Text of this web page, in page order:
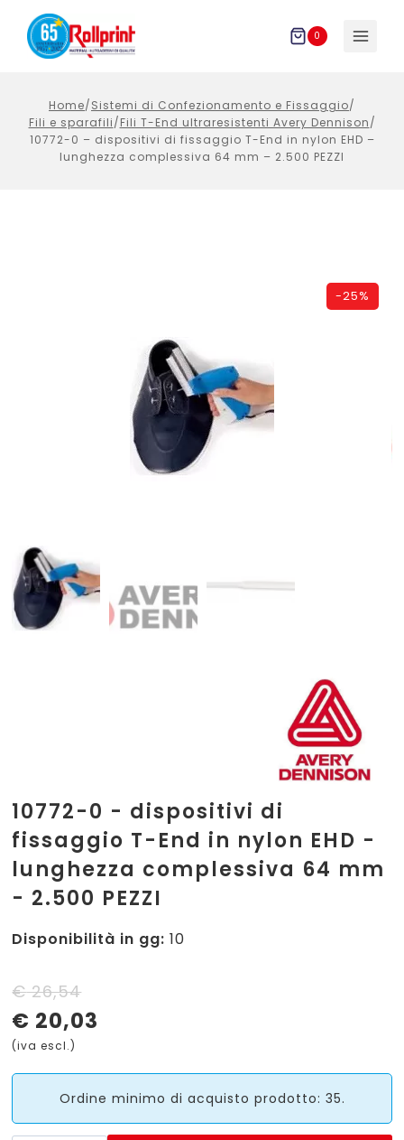
Salta
contenuto
0
Home/Sistemi di Confezionamento e Fissaggio/
Fili e sparafili/Fili T-End ultraresistenti Avery Dennison/
10772-0 – dispositivi di fissaggio T-End in nylon EHD –
lunghezza complessiva 64 mm – 2.500 PEZZI
-25%
10772-0 - dispositivi di
fissaggio T-End in nylon EHD -
lunghezza complessiva 64 mm
- 2.500 PEZZI
Disponibilità in gg:10
€26,54
Il
prezzo
originale
€ 26,54.
€ 20,03
Il
prezzo
attuale
€ 20,03.
(iva escl.)
Ordine minimo di acquisto prodotto: 35.